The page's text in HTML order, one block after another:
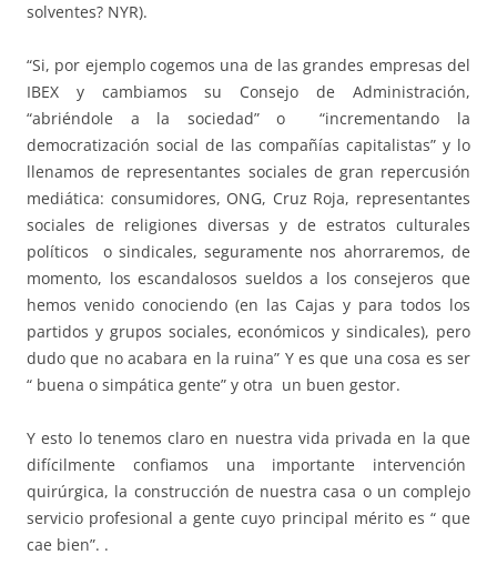
solventes? NYR).
“Si, por ejemplo cogemos una de las grandes empresas del
IBEX y cambiamos su Consejo de Administración,
“abriéndole a la sociedad” o “incrementando la
democratización social de las compañías capitalistas” y lo
llenamos de representantes sociales de gran repercusión
mediática: consumidores, ONG, Cruz Roja, representantes
sociales de religiones diversas y de estratos culturales
políticos o sindicales, seguramente nos ahorraremos, de
momento, los escandalosos sueldos a los consejeros que
hemos venido conociendo (en las Cajas y para todos los
partidos y grupos sociales, económicos y sindicales), pero
dudo que no acabara en la ruina” Y es que una cosa es ser
“ buena o simpática gente” y otra un buen gestor.
Y esto lo tenemos claro en nuestra vida privada en la que
difícilmente confiamos una importante intervención
quirúrgica, la construcción de nuestra casa o un complejo
servicio profesional a gente cuyo principal mérito es “ que
cae bien”. .